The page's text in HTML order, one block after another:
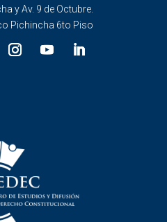
y Av. 9 de Octubre.
Pichincha 6to Piso